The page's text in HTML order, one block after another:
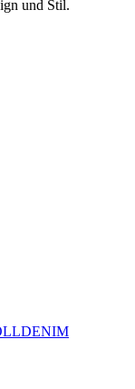
und Stil.